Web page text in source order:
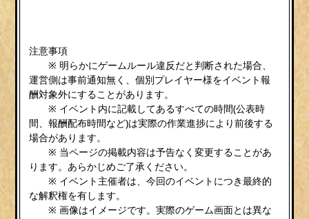
注意事項
※ 明らかにゲームルール違反だと判断された場合、
運営側は事前通知無く、個別プレイヤー様をイベント報
酬対象外にすることがあります。
※ イベント内に記載してあるすべての時間(公表時
間、報酬配布時間など)は実際の作業進捗により前後する
場合があります。
※ 当ページの掲載内容は予告なく変更することがあ
ります。あらかじめご了承ください。
※ イベント主催者は、今回のイベントにつき最終的
な解釈権を有します。
※ 画像はイメージです。実際のゲーム画面とは異な